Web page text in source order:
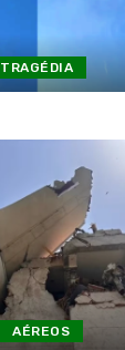
TRAGÉDIA
AÉREOS